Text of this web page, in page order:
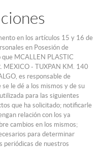
en los artículos 15 y 16 de
en Posesión de
MCALLEN PLASTIC
MEXICO - TUXPAN KM. 140
es responsable de
le dé a los mismos y de su
para las siguientes
que ha solicitado; notificarle
relación con los ya
cambios en los mismos;
para determinar
periódicas de nuestros